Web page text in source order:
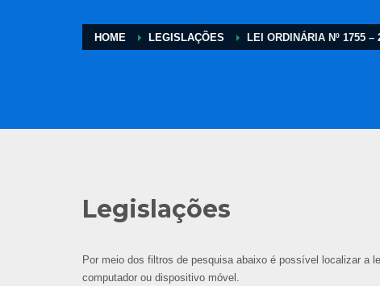
HOME LEGISLAÇÕES LEI ORDINÁRIA Nº 1755 –
Legislações
Por meio dos filtros de pesquisa abaixo é possível localizar a
computador ou dispositivo móvel.